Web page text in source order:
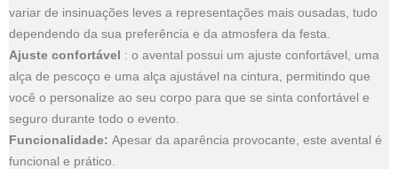
variar de insinuações leves a representações mais ousadas, tudo
dependendo da sua preferência e da atmosfera da festa.
Ajuste confortável : o avental possui um ajuste confortável, uma
alça de pescoço e uma alça ajustável na cintura, permitindo que
você o personalize ao seu corpo para que se sinta confortável e
seguro durante todo o evento.
Funcionalidade: Apesar da aparência provocante, este avental é
funcional e prático.